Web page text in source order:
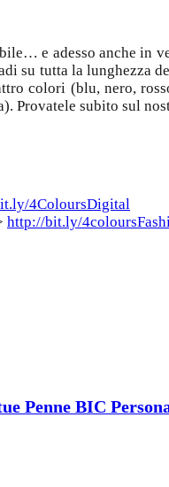
e adesso anche in
su tutta la lunghezza
colori (blu, nero,
Provatele subito sul
4ColoursDigital
http://bit.ly/
Penne BIC